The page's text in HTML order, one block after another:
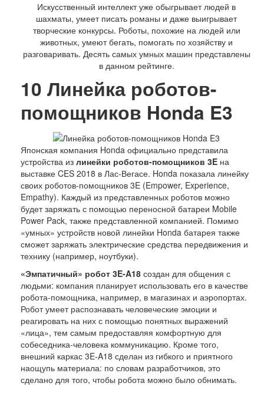
Блюда
Полезное
Города и страны
Вооружение
Люди
История
Искусственный интеллект уже обыгрывает людей в
шахматы, умеет писать романы и даже выигрывает
творческие конкурсы. Роботы, похожие на людей или
животных, умеют бегать, помогать по хозяйству и
разговаривать. Десять самых умных машин представлены
в данном рейтинге.
10 Линейка роботов-
помощников Honda E3
Японская компания Honda официально представила
устройства из линейки роботов-помощников 3E на
выставке CES 2018 в Лас-Вегасе. Honda показала линейку
своих роботов-помощников 3E (Empower, Experience,
Empathy). Каждый из представленных роботов можно
будет заряжать с помощью переносной батареи Mobile
Power Pack, также представленной компанией. Помимо
«умных» устройств новой линейки Honda батарея также
сможет заряжать электрические средства передвижения и
технику (например, ноутбуки).
«Эмпатичный» робот 3E-A18 создан для общения с
людьми: компания планирует использовать его в качестве
робота-помощника, например, в магазинах и аэропортах.
Робот умеет распознавать человеческие эмоции и
реагировать на них с помощью понятных выражений
«лица», тем самым предоставляя комфортную для
собеседника-человека коммуникацию. Кроме того,
внешний каркас 3E-A18 сделан из гибкого и приятного
наощупь материала: по словам разработчиков, это
сделано для того, чтобы робота можно было обнимать.